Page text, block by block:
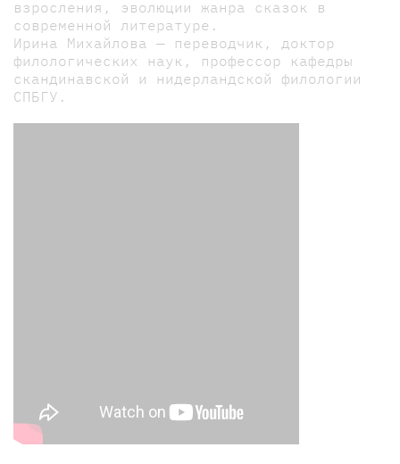
взросления, эволюции жанра сказок в
современной литературе.
Ирина Михайлова — переводчик, доктор
филологических наук, профессор кафедры
скандинавской и нидерландской филологии
СПБГУ.